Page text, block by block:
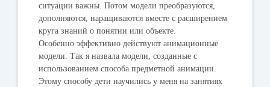
ситуации важны. Потом модели преобразуются,
дополняются, наращиваются вместе с расширением
круга знаний о понятии или объекте.
Особенно эффективно действуют анимационные
модели. Так я назвала модели, созданные с
использованием способа предметной анимации.
Этому способу дети научились у меня на занятиях